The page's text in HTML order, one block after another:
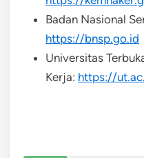
Badan Nasional
https://bnsp.go.id
Universitas
Kerja: https://